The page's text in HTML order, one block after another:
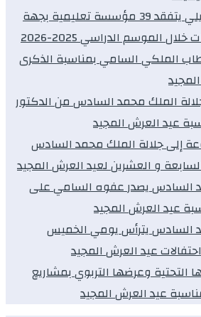
الدكتور نوفل كديلي يتفقد 39 مؤسسة تعليمية بجهة
الموسم الدراسي 2025-2026
الملكي السامي بمناسبة الذكرى
الملك محمد السادس من الدكتور
عيد العرش المجيد
إلى جلالة الملك محمد السادس
و العشرين لعيد العرش المجيد
السادس يصدر عفوه السامي على
السادس يترأس يومي الخميس
عيد العرش المجيد
التحتية وعرضها التربوي بمشاريع
عيد العرش المجيد